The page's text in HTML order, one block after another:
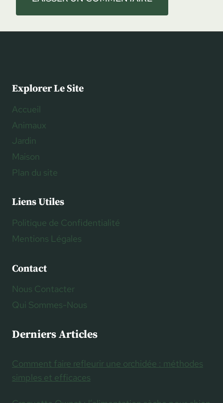
Explorer Le Site
Accueil
Animaux
Jardin
Maison
Plan du site
Liens Utiles
Politique de Confidentialité
Mentions Légales
Contact
Nous Contacter
Qui Sommes-Nous
Derniers Articles
Comment faire refleurir une orchidée : méthodes
simples et efficaces